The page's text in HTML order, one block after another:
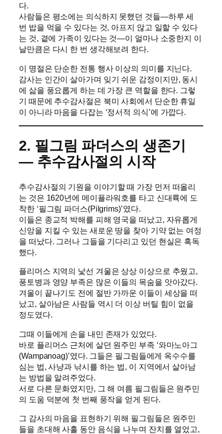
다.
사람들은 평소에는 의식하지 못했던 것들—하루 세
번 밥을 먹을 수 있다는 것, 아프지 않고 일할 수 있다
는 것, 곁에 가족이 있다는 것—이 얼마나 소중한지 이
날만큼은 다시 한 번 생각해보려 한다.
이 명절은 단순한 전통 행사 이상의 의미를 지닌다.
감사는 인간이 살아가며 잊기 쉬운 감정이지만, 동시
에 삶을 풍요롭게 하는 데 가장 큰 역할을 한다. 그렇
기 때문에 추수감사절은 북미 사회에서 단순한 휴일
이 아니라 마음을 다잡는 ‘정서적 의식’에 가깝다.
2. 필그림 파더스의 생존기
— 추수감사절의 시작
추수감사절의 기원을 이야기할 때 가장 먼저 떠올리
는 것은 1620년에 메이플라워호를 타고 신대륙에 도
착한 ‘필그림 파더스(Pilgrims)’였다.
이들은 종교적 박해를 피해 영국을 떠났고, 자유롭게
신앙을 지킬 수 있는 새로운 땅을 찾아 기약 없는 여정
을 떠났다. 그러나 그들을 기다리고 있던 현실은 혹독
했다.
플리머스 지역의 낯선 겨울은 상상 이상으로 추웠고,
풍토병과 영양 부족은 많은 이들의 목숨을 앗아갔다.
겨울이 끝나기도 전에 절반 가까운 이들이 세상을 떠
났고, 살아남은 사람들 역시 더 이상 버틸 힘이 없을
정도였다.
그때 이들에게 손을 내민 존재가 있었다.
바로 플리머스 근처에 살던 원주민 부족 ‘와마노아그
(Wampanoag)’였다. 그들은 필그림들에게 옥수수를
심는 법, 사냥과 낚시를 하는 법, 이 지역에서 살아남
는 방법을 알려주었다.
서로 다른 문화였지만, 그 해 여름 필그림들은 원주민
의 도움 덕분에 첫 번째 풍작을 얻게 된다.
그 감사의 마음을 표현하기 위해 필그림들은 원주민
들을 초대해 사흘 동안 음식을 나누며 잔치를 열었고,